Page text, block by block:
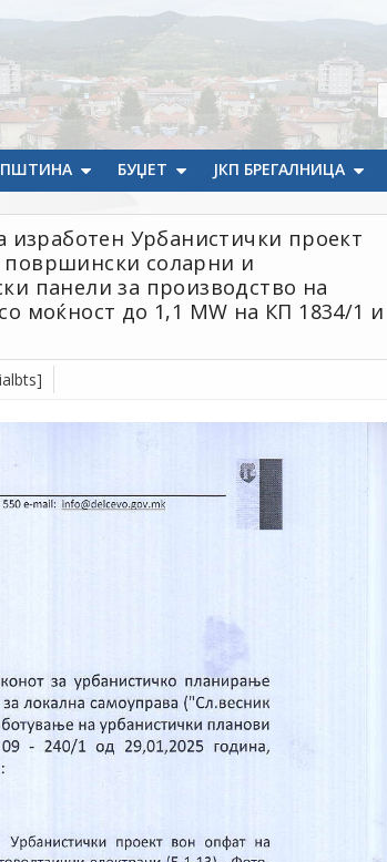
БУЏЕТ ЈКП БРЕГАЛНИЦА
Урбанистички проект
површински соларни и
панели за производство на
моќност до 1,1 MW на КП 1834/1 и